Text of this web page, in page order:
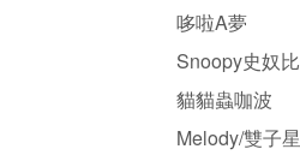
哆啦A夢
Snoopy史奴比
貓貓蟲咖波
Melody/雙子星